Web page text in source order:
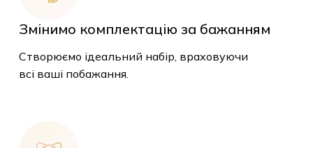
Змінимо комплектацію за бажанням
Створюємо ідеальний набір, враховуючи
всі ваші побажання.